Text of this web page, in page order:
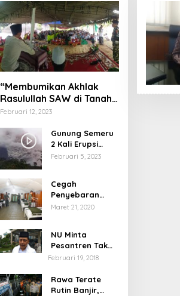
“Membumikan Akhlak
Rasulullah SAW di Tanah
Nusantara”
Februari 12, 2023
Gunung Semeru
2 Kali Erupsi
dengan Tinggi
Februari 5, 2023
Cegah
Penyebaran
Virus Corona,
Pelayanan
Maret 21, 2020
NU Minta
Pesantren Tak
Terprovokasi
Februari 19, 2018
Rawa Terate
Rutin Banjir,